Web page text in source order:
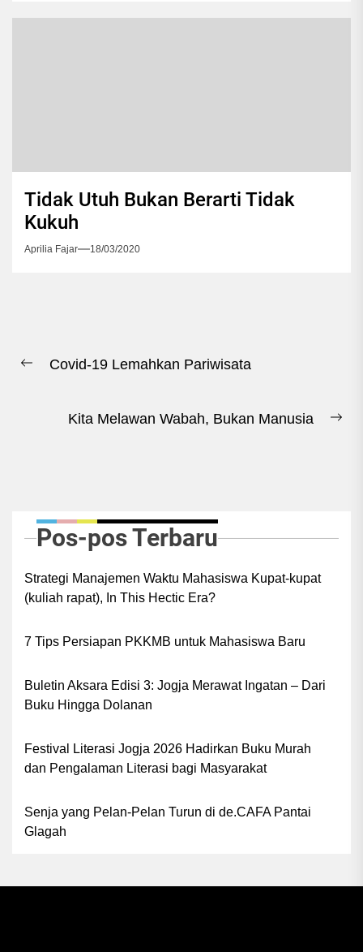
Tidak Utuh Bukan Berarti Tidak
Kukuh
Aprilia Fajar 18/03/2020
pos
Previous
Covid-19 Lemahkan Pariwisata
Kita Melawan Wabah, Bukan Manusia
Pos-pos Terbaru
Strategi Manajemen Waktu Mahasiswa Kupat-kupat
(kuliah rapat), In This Hectic Era?
7 Tips Persiapan PKKMB untuk Mahasiswa Baru
Buletin Aksara Edisi 3: Jogja Merawat Ingatan – Dari
Buku Hingga Dolanan
Festival Literasi Jogja 2026 Hadirkan Buku Murah
dan Pengalaman Literasi bagi Masyarakat
Senja yang Pelan-Pelan Turun di de.CAFA Pantai
Glagah